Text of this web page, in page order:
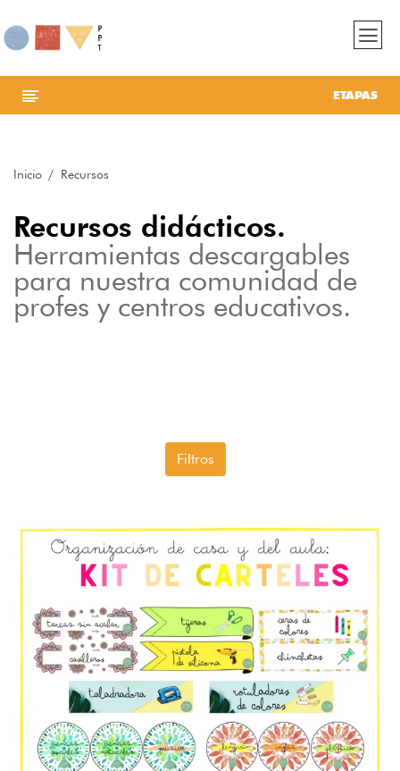
ETAPAS
Inicio Recursos
Recursos didácticos.
Herramientas descargables
para nuestra comunidad de
profes y centros educativos.
Filtros